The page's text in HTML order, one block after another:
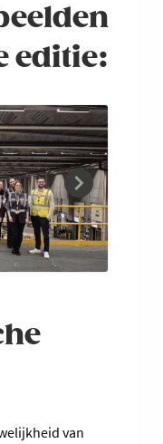
editie:
van